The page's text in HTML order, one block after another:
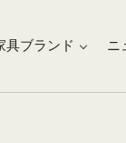
具ブランド ニ